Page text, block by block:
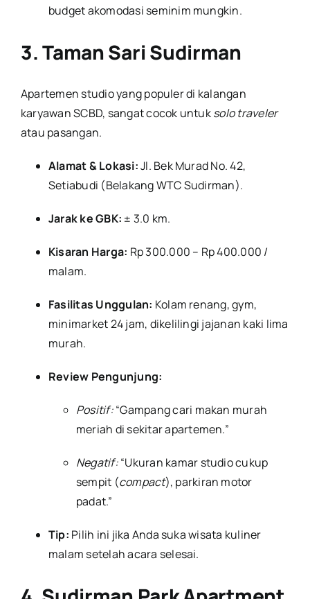
budget akomodasi seminim mungkin.
3. Taman Sari Sudirman
Apartemen studio yang populer di kalangan
karyawan SCBD, sangat cocok untuksolo traveler
atau pasangan.
Alamat & Lokasi:Jl. Bek Murad No. 42,
Setiabudi (Belakang WTC Sudirman).
Jarak ke GBK: ± 3.0 km.
Kisaran Harga: Rp 300.000 – Rp 400.000 /
malam.
Fasilitas Unggulan: Kolam renang, gym,
minimarket 24 jam, dikelilingi jajanan kaki lima
murah.
Review Pengunjung:
Positif:“Gampang cari makan murah
meriah di sekitar apartemen.”
Negatif:“Ukuran kamar studio cukup
sempit (compact), parkiran motor
padat.”
Tip: Pilih ini jika Anda suka wisata kuliner
malam setelah acara selesai.